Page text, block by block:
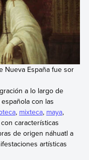
Nueva España fue sor
a lo largo de
con las
, mixteca, maya,
características
de origen náhuatl a
artísticas